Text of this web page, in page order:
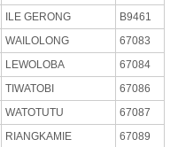
ILE GERONG
B9461
WAILOLONG
67083
LEWOLOBA
67084
TIWATOBI
67086
WATOTUTU
67087
RIANGKAMIE
67089